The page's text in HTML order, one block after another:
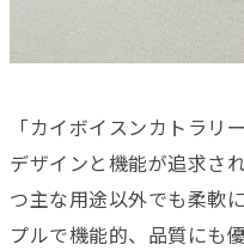
「カイボイスンカトラリ
デザインと機能が追求さ
つ主な用途以外でも柔軟
プルで機能的、品質にも